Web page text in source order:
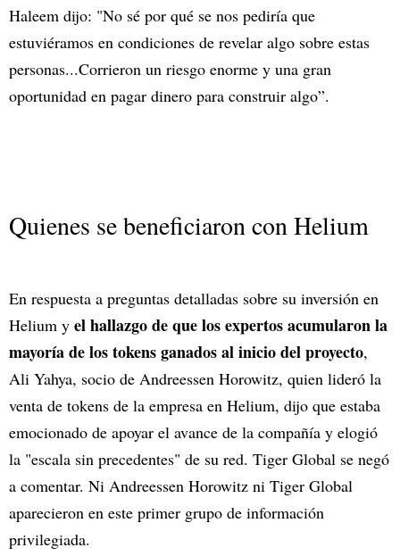
Haleem dijo: "No sé por qué se nos pediría que
estuviéramos en condiciones de revelar algo sobre estas
personas...Corrieron un riesgo enorme y una gran
oportunidad en pagar dinero para construir algo”.
Quienes se beneficiaron con Helium
En respuesta a preguntas detalladas sobre su inversión en
Helium y el hallazgo de que los expertos acumularon la
mayoría de los tokens ganados al inicio del proyecto,
Ali Yahya, socio de Andreessen Horowitz, quien lideró la
venta de tokens de la empresa en Helium, dijo que estaba
emocionado de apoyar el avance de la compañía y elogió
la "escala sin precedentes" de su red. Tiger Global se negó
a comentar. Ni Andreessen Horowitz ni Tiger Global
aparecieron en este primer grupo de información
privilegiada.